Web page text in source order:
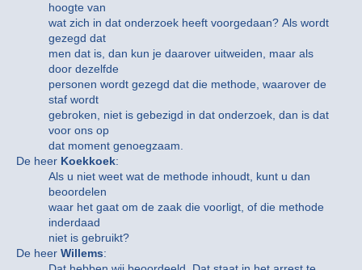
hoogte van
wat zich in dat onderzoek heeft voorgedaan? Als wordt
gezegd dat
men dat is, dan kun je daarover uitweiden, maar als
door dezelfde
personen wordt gezegd dat die methode, waarover de
staf wordt
gebroken, niet is gebezigd in dat onderzoek, dan is dat
voor ons op
dat moment genoegzaam.
De heer Koekkoek:
Als u niet weet wat de methode inhoudt, kunt u dan
beoordelen
waar het gaat om de zaak die voorligt, of die methode
inderdaad
niet is gebruikt?
De heer Willems: